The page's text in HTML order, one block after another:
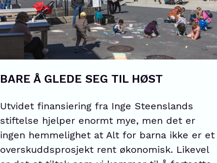
BARE Å GLEDE SEG TIL HØST
Utvidet finansiering fra Inge Steenslands
stiftelse hjelper enormt mye, men det er
ingen hemmelighet at Alt for barna ikke er et
overskuddsprosjekt rent økonomisk. Likevel